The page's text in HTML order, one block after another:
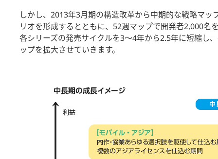
しかし、2013年3月期の構造改革から中期的な戦略マ
リオを形成するとともに、52週マップで開発者2,000
各シリーズの発売サイクルを3～4年から2.5年に短縮し
ップを拡大させていきます。